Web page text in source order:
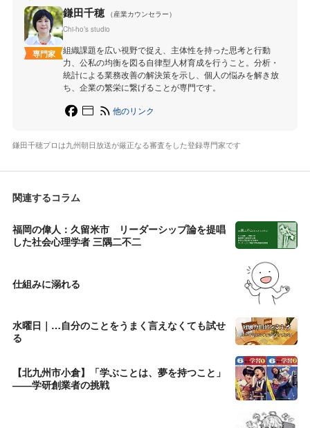
専門家
鎌田千穂
（産業カウンセラー）
Chi-ho’s studio
組織課題を広い視野で捉え、主体性を持った思考と行動
力、公私の均衡を図る自律型人材育成を行うこと。分析・
統計による業務改善の解決策を示し、個人の悩みを解き放
ち、企業の繁栄に繋げることが専門です。
他のリンク
鎌田千穂プロは九州朝日放送が厳正なる審査をした登録専門家です
関連するコラム
福岡の偉人：久留米市 リーダーシップ論を提唱
した社会心理学者 三隅二不二
仕組みに溺れる
水曜日｜…自分のことをうまく言えなくても試せ
る
【北九州市小倉】「学ぶことは、夢を持つこと」
――学研創業者の挑戦